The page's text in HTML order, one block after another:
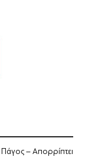
– Απορρίπτει